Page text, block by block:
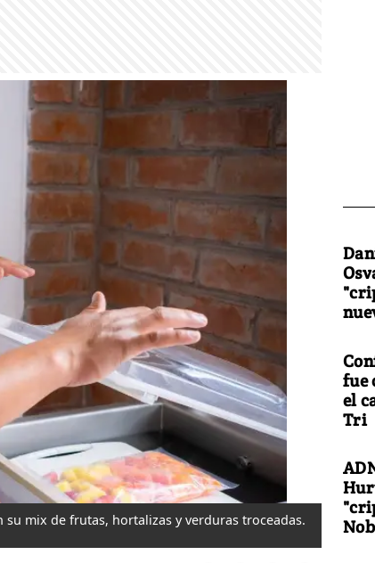
mix de frutas, hortalizas y verduras troceadas.
fue
el
Tri